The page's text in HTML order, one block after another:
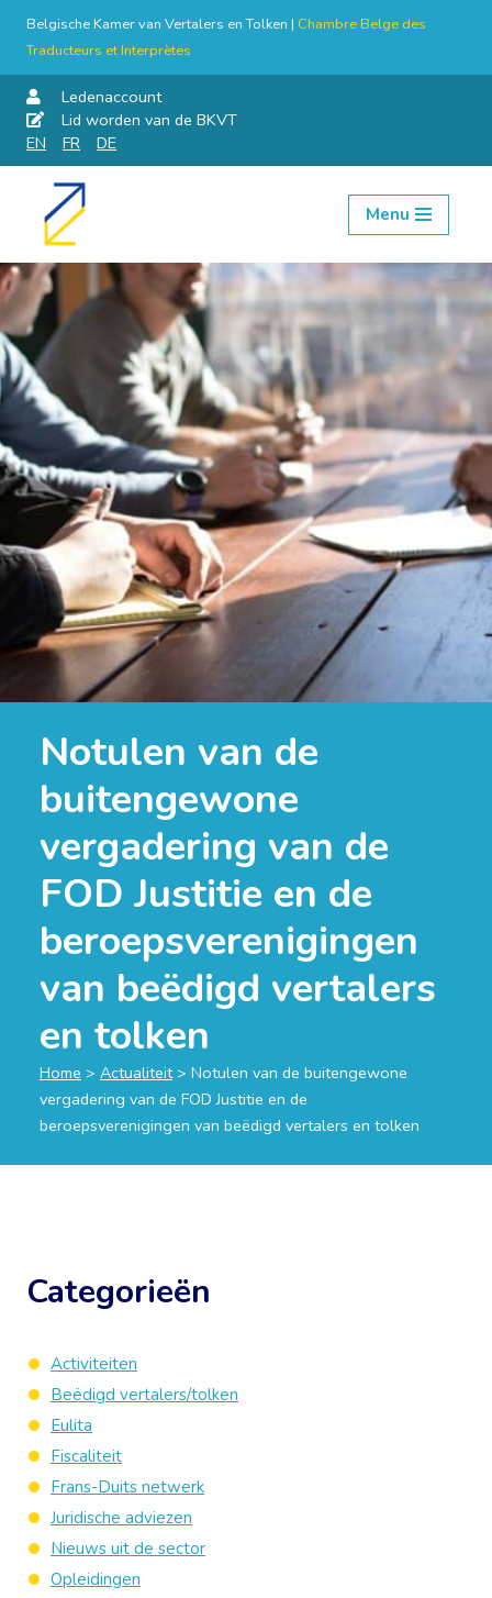
Belgische Kamer van Vertalers en Tolken | Chambre Belge des
Traducteurs et Interprètes
Ledenaccount
Lid worden van de BKVT
EN
FR DE
Skip
content
Menu
Notulen van de
buitengewone
vergadering van de
FOD Justitie en de
beroepsverenigingen
van beëdigd vertalers
en tolken
Home > Actualiteit> Notulen van de buitengewone
vergadering van de FOD Justitie en de
beroepsverenigingen van beëdigd vertalers en tolken
Categorieën
Activiteiten
Beëdigd vertalers/tolken
Eulita
Fiscaliteit
Frans-Duits netwerk
Juridische adviezen
Nieuws uit de sector
Opleidingen